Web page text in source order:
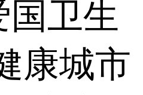
国卫生
康城市